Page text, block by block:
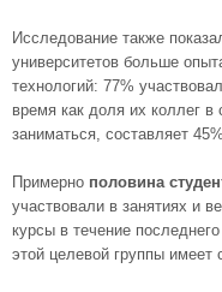
Исследование также
университетов больше
технологий: 77%
время как доля их коллег
заниматься, составляет
Примерно половина
участвовали в занятиях и
курсы в течение
этой целевой группы